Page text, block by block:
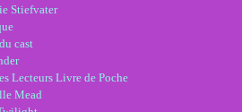
Stiefvater
cast
Lecteurs Livre de Poche
Mead